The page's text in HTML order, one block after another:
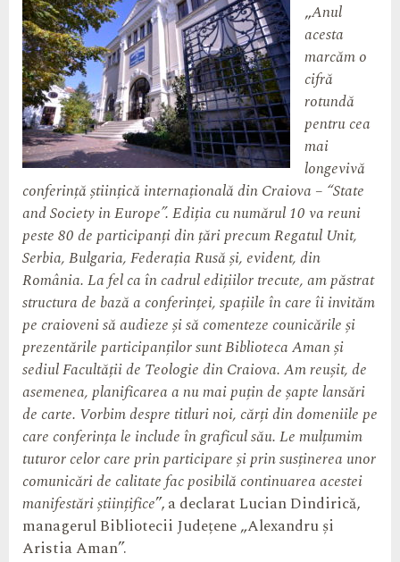
„Anul
acesta
marcăm o
cifră
rotundă
pentru cea
mai
longevivă
conferință științică internațională din Craiova – “State
and Society in Europe”. Ediția cu numărul 10 va reuni
peste 80 de participanți din țări precum Regatul Unit,
Serbia, Bulgaria, Federația Rusă și, evident, din
România. La fel ca în cadrul edițiilor trecute, am păstrat
structura de bază a conferinței, spațiile în care îi invităm
pe craioveni să audieze și să comenteze counicările și
prezentările participanților sunt Biblioteca Aman și
sediul Facultății de Teologie din Craiova. Am reușit, de
asemenea, planificarea a nu mai puțin de șapte lansări
de carte. Vorbim despre titluri noi, cărți din domeniile pe
care conferința le include în graficul său. Le mulțumim
tuturor celor care prin participare și prin susținerea unor
comunicări de calitate fac posibilă continuarea acestei
manifestări științifice”, a declarat Lucian Dindirică,
managerul Bibliotecii Județene „Alexandru și
Aristia Aman”.